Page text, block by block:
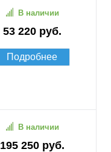
53 220 руб.
В наличии
Подробнее
195 250 руб.
В наличии